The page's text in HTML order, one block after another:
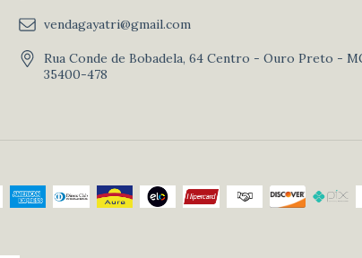
vendagayatri@gmail.com
Rua Conde de Bobadela, 64 Centro - Ouro Preto -
35400-478